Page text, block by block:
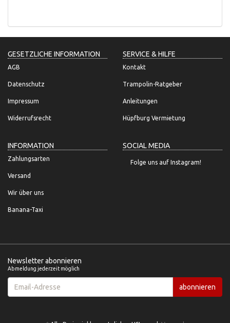
GESETZLICHE INFORMATION
AGB
Datenschutz
Impressum
Widerrufsrecht
SERVICE & HILFE
Kontakt
Trampolin-Ratgeber
Anleitungen
Hüpfburg Vermietung
INFORMATION
Zahlungsarten
Versand
Wir über uns
Banana-Taxi
SOCIAL MEDIA
Folge uns auf Instagram!
Newsletter abonnieren
Abmeldung jederzeit möglich
Adresse
abonnieren